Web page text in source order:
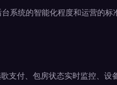
系统的智能化程度和运营的
支付、包房状态实时监控、设